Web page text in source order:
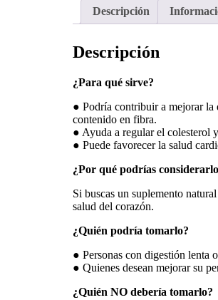
Descripción
Descripción
¿Para qué sirve?
● Podría contribuir a mejorar la
contenido en fibra.
● Ayuda a regular el colesterol
● Puede favorecer la salud
¿Por qué podrías
Si buscas un suplemento
salud del corazón.
¿Quién podría tomarlo?
● Personas con digestión lenta
● Quienes desean mejorar su
¿Quién NO debería tomarlo?